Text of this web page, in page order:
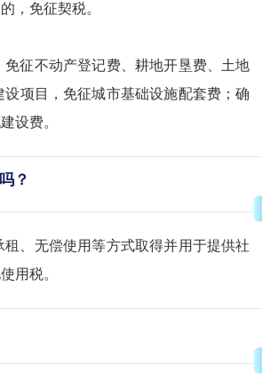
，免征契税。
征不动产登记费、耕地开垦费、土地
项目，免征城市基础设施配套费；确
设费。
？
、无偿使用等方式取得并用于提供社
用税。